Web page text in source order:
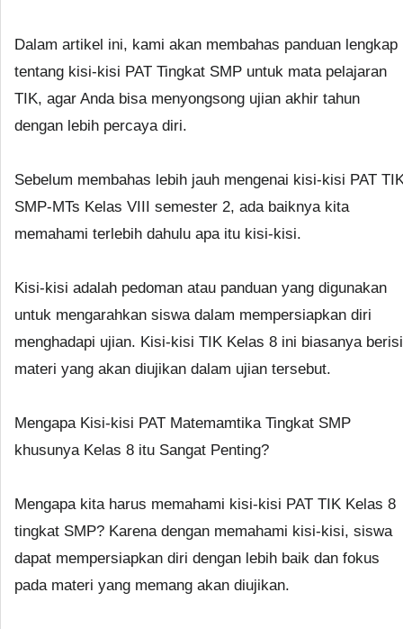
Dalam artikel ini, kami akan membahas panduan lengkap
tentang kisi-kisi PAT Tingkat SMP untuk mata pelajaran
TIK, agar Anda bisa menyongsong ujian akhir tahun
dengan lebih percaya diri.
Sebelum membahas lebih jauh mengenai kisi-kisi PAT
SMP-MTs Kelas VIII semester 2, ada baiknya kita
memahami terlebih dahulu apa itu kisi-kisi.
Kisi-kisi adalah pedoman atau panduan yang digunakan
untuk mengarahkan siswa dalam mempersiapkan diri
menghadapi ujian. Kisi-kisi TIK Kelas 8 ini biasanya berisi
materi yang akan diujikan dalam ujian tersebut.
Mengapa Kisi-kisi PAT Matemamtika Tingkat SMP
khusunya Kelas 8 itu Sangat Penting?
Mengapa kita harus memahami kisi-kisi PAT TIK Kelas 8
tingkat SMP? Karena dengan memahami kisi-kisi, siswa
dapat mempersiapkan diri dengan lebih baik dan fokus
pada materi yang memang akan diujikan.